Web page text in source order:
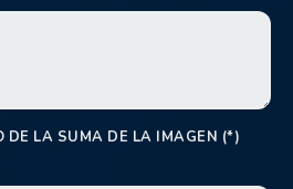
DE LA SUMA DE LA IMAGEN (*)